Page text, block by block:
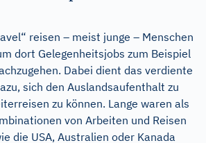
reisen – meist junge – Menschen
dort Gelegenheitsjobs zum Beispiel
Dabei dient das verdiente
sich den Auslandsaufenthalt zu
zu können. Lange waren als
von Arbeiten und Reisen
die USA, Australien oder Kanada